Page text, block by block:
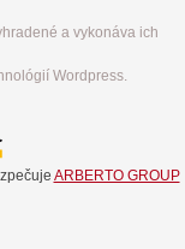
a vykonáva ich
Wordpress.
ARBERTO GROUP